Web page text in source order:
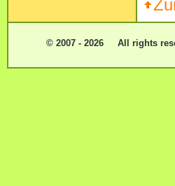
© 2007 - 2026 All rights